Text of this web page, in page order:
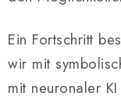
Ein Fortschritt
wir mit
mit neuronaler